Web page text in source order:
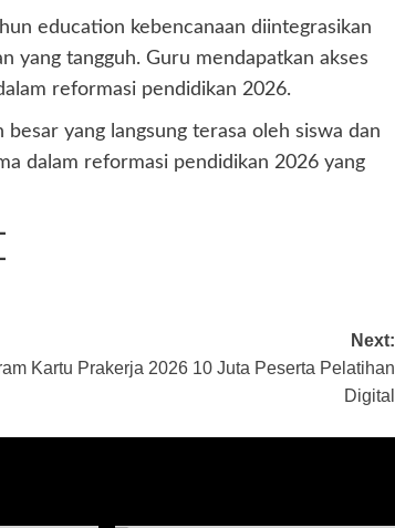
education kebencanaan diintegrasikan
yang tangguh. Guru mendapatkan akses
reformasi pendidikan 2026.
yang langsung terasa oleh siswa dan
dalam reformasi pendidikan 2026 yang
Next:
Kartu Prakerja 2026 10 Juta Peserta Pelatihan
Digital